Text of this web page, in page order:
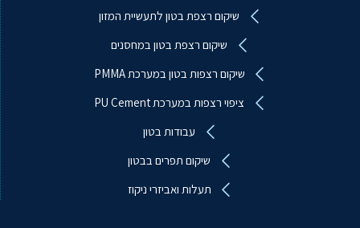
שיקום רצפת בטון לתעשיית המזון
שיקום רצפת בטון במחסנים
שיקום רצפות בטון במערכת PMMA
ציפוי רצפות במערכת PU Cement
עבודות בטון
שיקום תפרים בבטון
תעלות ואביזרי ניקוז
ע.ב.מ עבודות ביטון מיוחדות